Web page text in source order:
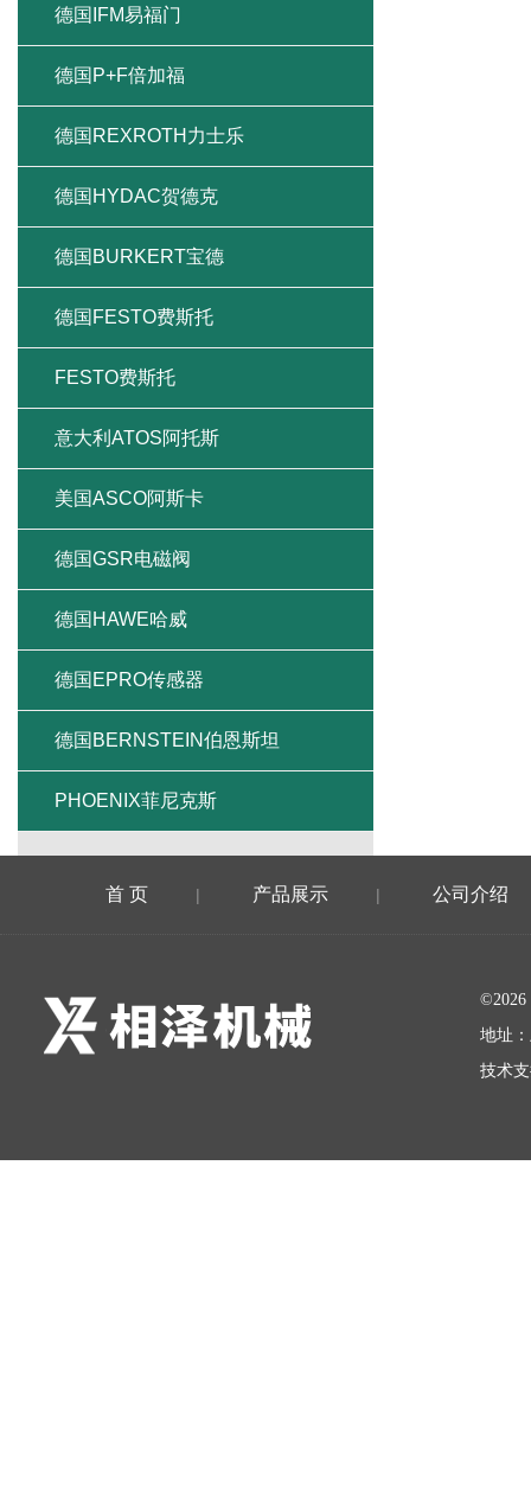
德国IFM易福门
德国P+F倍加福
德国REXROTH力士乐
德国HYDAC贺德克
德国BURKERT宝德
德国FESTO费斯托
FESTO费斯托
意大利ATOS阿托斯
美国ASCO阿斯卡
德国GSR电磁阀
德国HAWE哈威
德国EPRO传感器
德国BERNSTEIN伯恩斯坦
PHOENIX菲尼克斯
首 页 | 产品展示 | 公司介绍
地址
技术